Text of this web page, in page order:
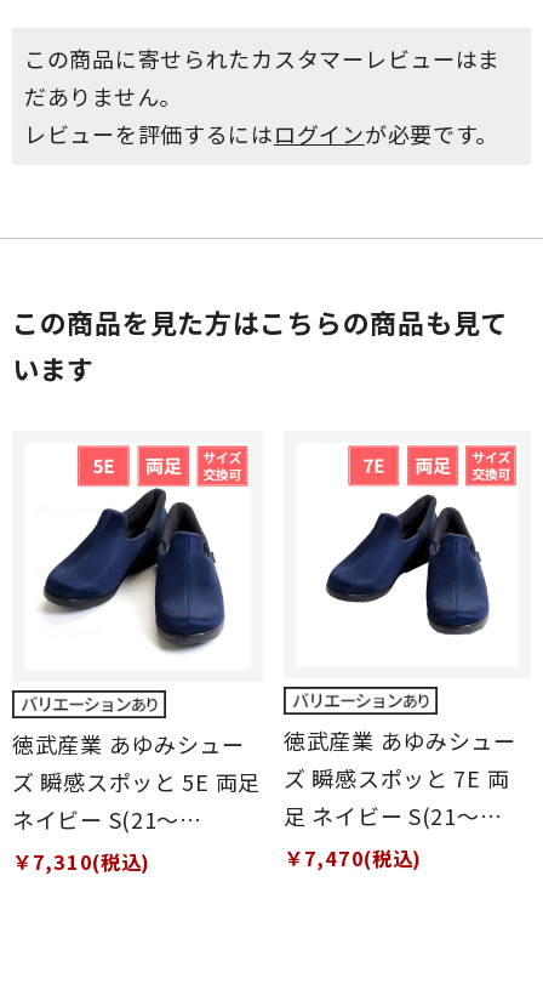
この商品に寄せられたカスタマーレビューはま
だありません。
レビューを評価するにはログインが必要です。
この商品を見た方はこちらの商品も見て
います
徳武産業 あゆみシュー
ズ 瞬感スポッと 5E 両足
ネイビー S(21～
21.5cm)
￥7,310(税込)
徳武産業 あゆみシュー
ズ 瞬感スポッと 7E 両
足 ネイビー S(21～
21.5cm)
￥7,470(税込)